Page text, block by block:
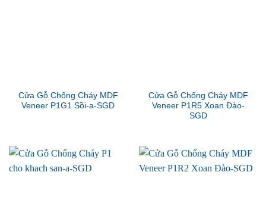
Cửa Gỗ Chống Cháy MDF
Veneer P1G1 Sồi-a-SGD
Cửa Gỗ Chống Cháy MDF
Veneer P1R5 Xoan Đào-
SGD